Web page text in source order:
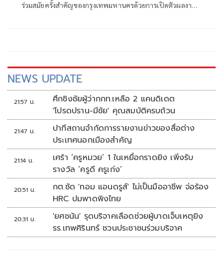
ร่วมสมัยครั้งสำคัญของกรุงเทพมหานครด้วยการเปิดตัวผลงาน
NEWS UPDATE
21:57 น.
ศึกชิงชัยผู้ว่ากกท.เหลือ 2 แคนดิเดต
'โปรดปราน-มีชัย' คุณสมบัติครบถ้วน
21:47 น.
ปากีสถานจำกัดการรายงานข่าวของสื่อต่าง
ประเทศนอกเมืองสำคัญ
21:14 น.
เศร้า ‘ครูหมวย’ 1 ในเหยื่อกราดยิง เพิ่งรับ
รางวัล ‘ครูดี ครูเก่ง’
20:51 น.
กต.ซัด 'ทอม แอนดรูส์' ไม่เป็นมืออาชีพ จ่อร้อง
HRC ปมพาดพิงไทย
20:31 น.
'ยศชนัน' รุดบริจาคเลือดช่วยผู้บาดเจ็บเหตุยิง
รร.เทพศิรินทร์ ชวนประชาชนร่วมบริจาค